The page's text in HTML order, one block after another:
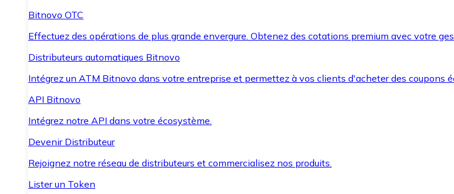
Bitnovo OTC
Effectuez des opérations de plus grande envergure. Obtenez des cotations premium avec votre
Distributeurs automatiques Bitnovo
Intégrez un ATM Bitnovo dans votre entreprise et permettez à vos clients d'acheter des coupons
API Bitnovo
Intégrez notre API dans votre écosystème.
Devenir Distributeur
Rejoignez notre réseau de distributeurs et commercialisez nos produits.
Lister un Token